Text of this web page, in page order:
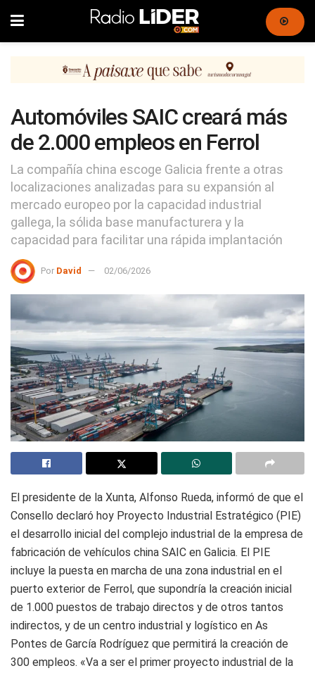
Automóviles SAIC creará más
de 2.000 empleos en Ferrol
La compañía china escoge Galicia frente a otras
localizaciones analizadas para su expansión al
mercado europeo por la capacidad industrial
gallega, la sólida base manufacturera y la
capacidad para facilitar una rápida implantación
Por David 02/06/2026
El presidente de la Xunta, Alfonso Rueda, informó de que el
Consello declaró hoy Proyecto Industrial Estratégico (PIE)
el desarrollo inicial del complejo industrial de la empresa de
fabricación de vehículos china SAIC en Galicia. El PIE
incluye la puesta en marcha de una zona industrial en el
puerto exterior de Ferrol, que supondría la creación inicial
de 1.000 puestos de trabajo directos y de otros tantos
indirectos, y de un centro industrial y logístico en As
Pontes de García Rodríguez que permitirá la creación de
300 empleos. «Va a ser el primer proyecto industrial de la